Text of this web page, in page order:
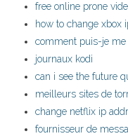
free online prone
how to change xbox
comment puis-je me
journaux kodi
can i see the future
meilleurs sites de
change netflix ip
fournisseur de